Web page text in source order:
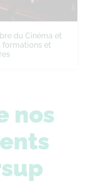
du Cinéma et
formations et
nos